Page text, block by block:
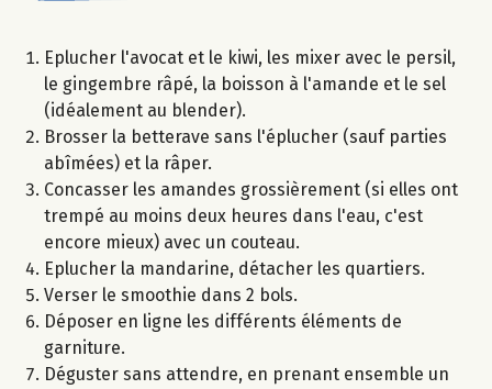
Eplucher l'avocat et le kiwi, les mixer avec le persil,
le gingembre râpé, la boisson à l'amande et le sel
(idéalement au blender).
Brosser la betterave sans l'éplucher (sauf parties
abîmées) et la râper.
Concasser les amandes grossièrement (si elles ont
trempé au moins deux heures dans l'eau, c'est
encore mieux) avec un couteau.
Eplucher la mandarine, détacher les quartiers.
Verser le smoothie dans 2 bols.
Déposer en ligne les différents éléments de
garniture.
Déguster sans attendre, en prenant ensemble un